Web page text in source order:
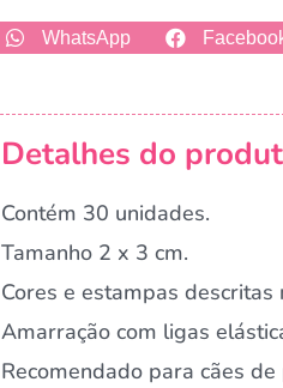
WhatsApp
Detalhes do
Contém 30 unidades.
Tamanho 2 x 3 cm.
Cores e estampas descritas
Amarração com ligas
Recomendado para cães